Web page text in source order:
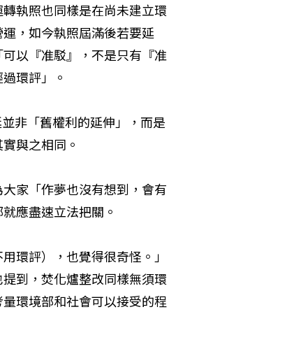
執照也同樣是在尚未建立環
，如今執照屆滿後若要延
以『准駁』，不是只有『准
環評」。
非「舊權利的延伸」，而是
與之相同。
家「作夢也沒有想到，會有
應盡速立法把關。
環評），也覺得很奇怪。」
到，焚化爐整改同樣無須環
環境部和社會可以接受的程